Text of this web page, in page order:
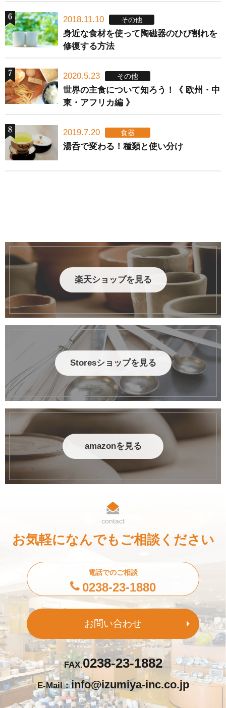
2018.11.10 その他
身近な食材を使って陶磁器のひび割れを
修復する方法
2020.5.23 その他
世界の主食について知ろう！《 欧州・中
東・アフリカ編 》
2019.7.20 食器
湯呑で変わる！種類と使い分け
楽天ショップを見る
Storesショップを見る
amazonを見る
contact
お気軽になんでもご相談ください
電話でのご相談
0238-23-1880
お問い合わせ
FAX.0238-23-1882
E-Mail：info@izumiya-inc.co.jp